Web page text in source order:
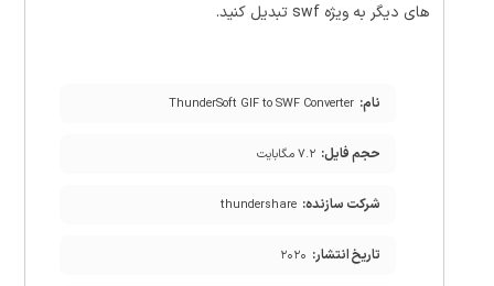
های دیگر به ویژه swf تبدیل کنید.
نام: ThunderSoft GIF to SWF Converter
حجم فایل: ۷.۲ مگابایت
شرکت سازنده: thundershare
تاریخ انتشار: ۲۰۲۰